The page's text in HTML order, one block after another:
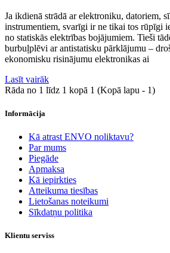
Ja ikdienā strādā ar elektroniku, datoriem,
instrumentiem, svarīgi ir ne tikai tos rūpīgi
no statiskās elektrības bojājumiem. Tieši
burbuļplēvi ar antistatisku pārklājumu –
ekonomisku risinājumu elektronikas ai
Lasīt vairāk
Rāda no 1 līdz 1 kopā 1 (Kopā lapu - 1)
Informācija
Kā atrast ENVO noliktavu?
Par mums
Piegāde
Apmaksa
Kā iepirkties
Atteikuma tiesības
Lietošanas noteikumi
Sīkdatņu politika
Klientu serviss